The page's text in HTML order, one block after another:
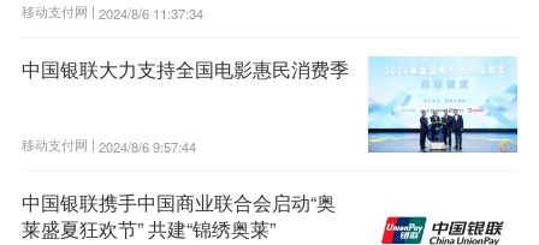
移动支付网 | 2024/8/6 11:37:34
中国银联大力支持全国电影惠民消费季
移动支付网 | 2024/8/6 9:57:44
中国银联携手中国商业联合会启动“奥
莱盛夏狂欢节” 共建“锦绣奥莱”